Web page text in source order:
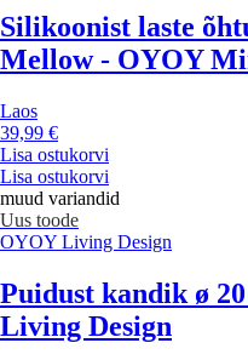
Silikoonist laste
Mellow - OYOY
Laos
39,99 €
Lisa ostukorvi
Lisa ostukorvi
muud variandid
Uus toode
OYOY Living Design
Puidust kandik ø
Living Design